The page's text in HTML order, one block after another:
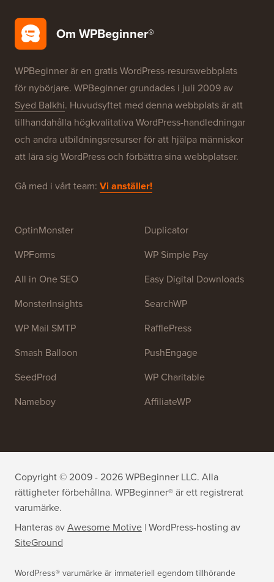
Gratis blogginstallation
Våra varumärken
Om WPBeginner®
för nybörjare. WPBeginner grundades i juli 2009 av
och andra utbildningsresurser för att hjälpa människor
att lära sig WordPress och förbättra sina webbplatser.
Gå med i vårt team: Vi anställer!
OptinMonster
WPForms
All in One SEO
WP Mail SMTP
Smash Balloon
SeedProd
Nameboy
Duplicator
WP Simple Pay
Easy Digital Downloads
RafflePress
PushEngage
WP Charitable
AffiliateWP